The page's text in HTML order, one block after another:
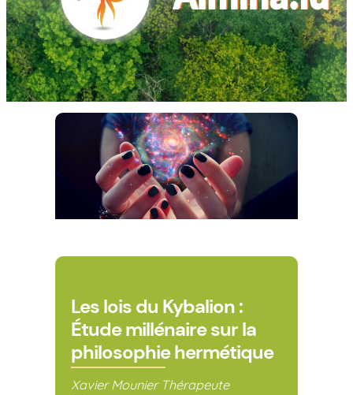
Les lois du Kybalion :
Étude millénaire sur la
philosophie hermétique
Xavier Mounier Thérapeute